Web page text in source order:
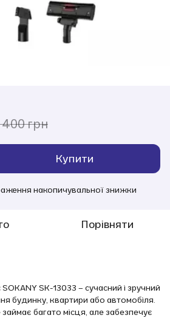
грн
Купити
накопичувальної знижки
Порівняти
SK-13033 – сучасний і зручний
будинку, квартири або автомобіля.
багато місця, але забезпечує